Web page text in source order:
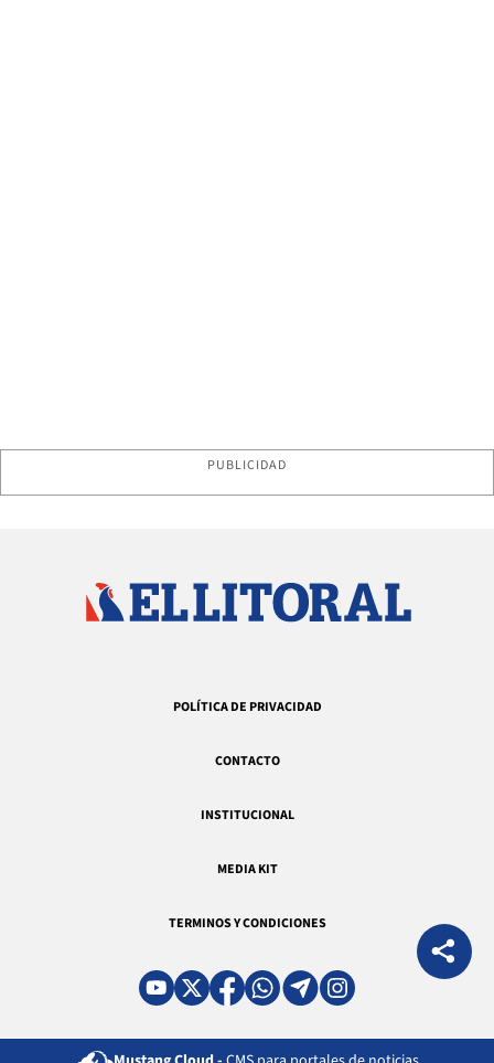
PUBLICIDAD
POLÍTICA DE PRIVACIDAD
CONTACTO
INSTITUCIONAL
MEDIA KIT
TERMINOS Y CONDICIONES